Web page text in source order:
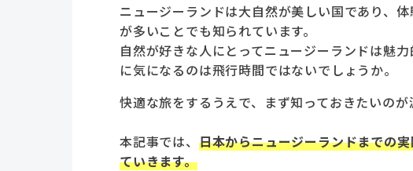
ニュージーランドは大自然が美しい国であり、
が多いことでも知られています。
自然が好きな人にとってニュージーランドは魅
に気になるのは飛行時間ではないでしょうか。
快適な旅をするうえで、まず知っておきたいのが
本記事では、 日本からニュージーランドまでの
ていきます。